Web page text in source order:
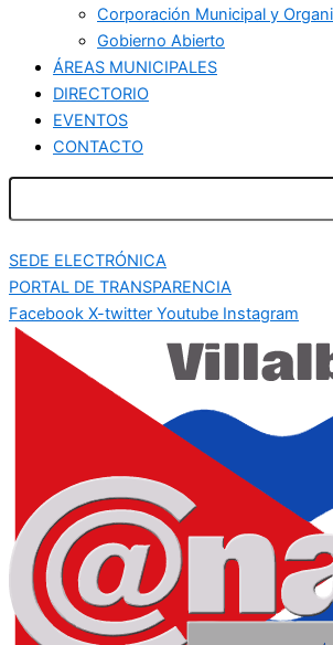
Corporación Municipal y
Gobierno Abierto
ÁREAS MUNICIPALES
DIRECTORIO
EVENTOS
CONTACTO
SEDE ELECTRÓNICA
PORTAL DE TRANSPARENCIA
Facebook X-twitter Youtube Instagram